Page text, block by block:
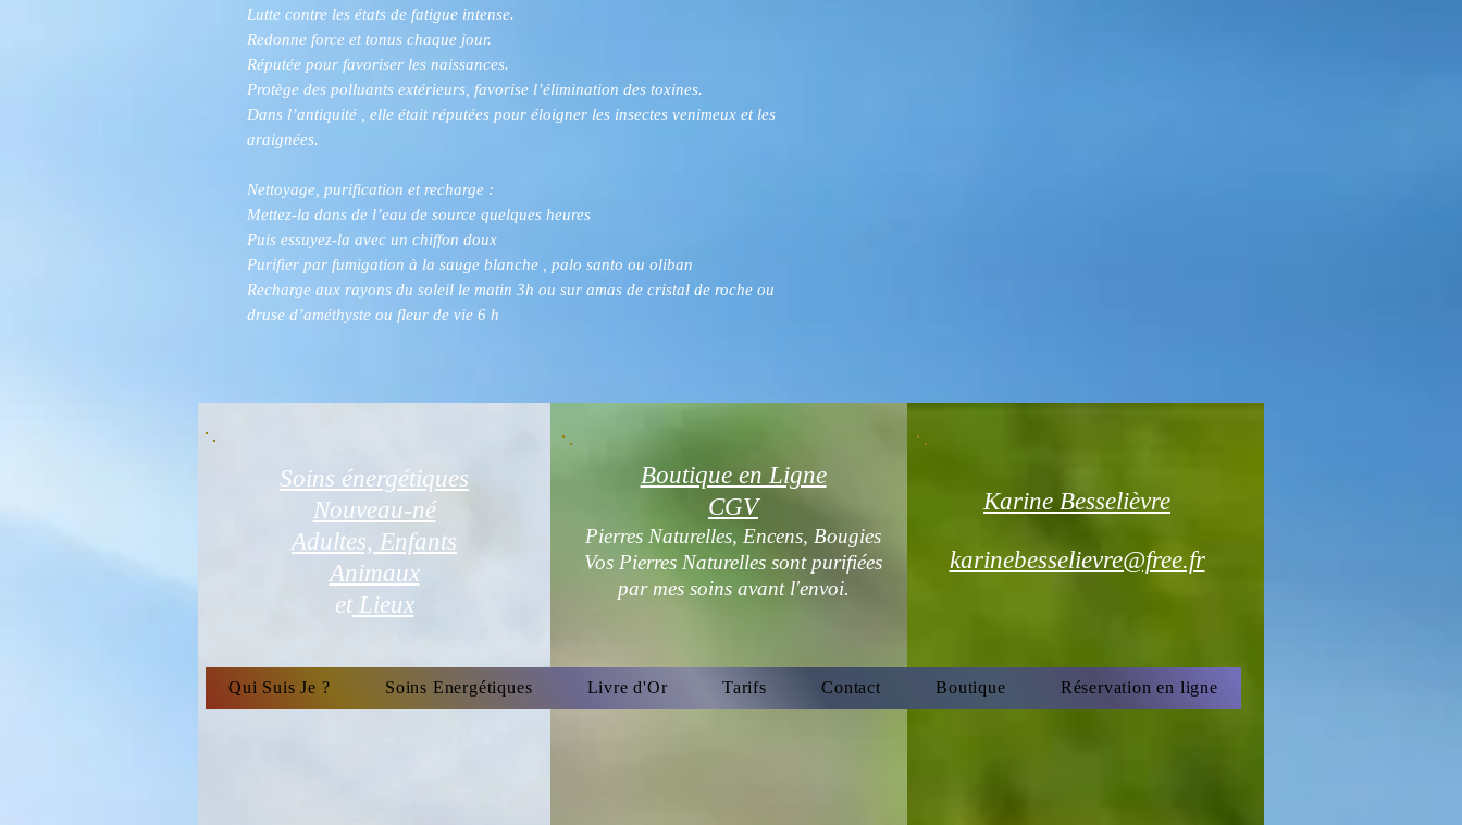
Lutte contre les états de fatigue intense.
Redonne force et tonus chaque jour.
Réputée pour favoriser les naissances.
Protège des polluants extérieurs, favorise l’élimination des toxines.
Dans l’antiquité , elle était réputées pour éloigner les insectes venimeux et les
araignées.
Nettoyage, purification et recharge :
Mettez-la dans de l’eau de source quelques heures
Puis essuyez-la avec un chiffon doux
Purifier par fumigation à la sauge blanche , palo santo ou oliban
Recharge aux rayons du soleil le matin 3h ou sur amas de cristal de roche ou
druse d’améthyste ou fleur de vie 6 h
Soins énergétiques
Nouveau-né
Adultes, Enfants
Animaux
etLieux
Boutique en Ligne
CGV
Pierres Naturelles, Encens, Bougies
Vos Pierres Naturelles sont purifiées
par mes soins avant l'envoi.
Karine Besselièvre
karinebesselievre@free.fr
Qui Suis Je ? Soins Energétiques Livre d'Or Tarifs Contact Boutique Réservation en ligne